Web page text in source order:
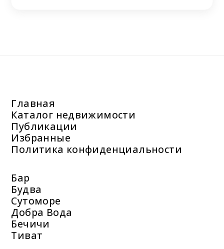
Главная
Каталог недвижимости
Публикации
Избранные
Политика конфиденциальности
Бар
Будва
Сутоморе
Добра Вода
Бечичи
Тиват